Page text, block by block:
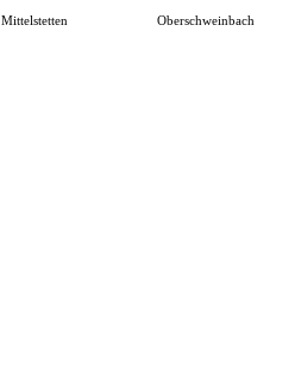
Mittelstetten Oberschweinbach